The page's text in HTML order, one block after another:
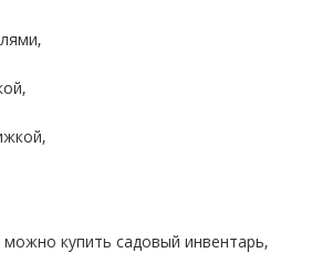
купить садовый инвентарь,